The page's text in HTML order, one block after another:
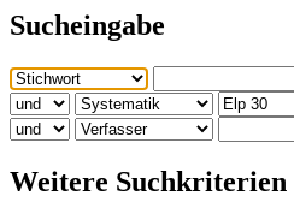
Sucheingabe
Weitere Suchkriterien